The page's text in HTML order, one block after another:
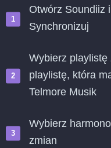
Otwórz Soundiiz
Synchronizuj
Wybierz playlistę
playlistę, która
Telmore Musik
Wybierz
zmian